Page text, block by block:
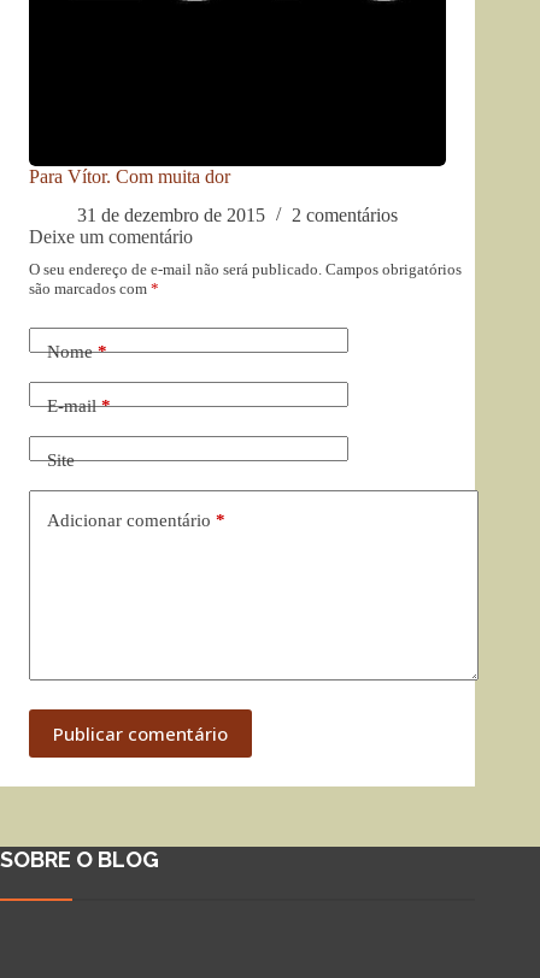
Para Vítor. Com muita dor
31 de dezembro de 2015
2 comentários
Deixe um comentário
O seu endereço de e-mail não será publicado. Campos obrigatórios
são marcados com *
Nome*
E-mail*
Site
Adicionar comentário *
Publicar comentário
SOBRE O BLOG